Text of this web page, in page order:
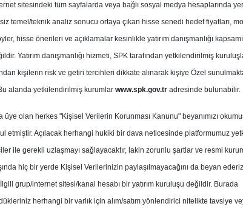
0
En Yüksek
Ortalama Fiyat
Tahmini
Potansiyeli
Kurum Sayısı 10
sitesindeki tüm sayfalarda veya bağlı sosyal medya hesaplarında
temel/teknik analiz sonucu ortaya çıkan hisse senedi hedef fiyatları,
hisse önerileri ve açıklamalar kesinlikle yatırım danışmanlığı
Yatırım danışmanlığı hizmeti, SPK tarafından yetkilendirilmiş
kişilerin risk ve getiri tercihleri dikkate alınarak kişiye Özel
alanda yetkilendirilmiş kurumlar www.spk.gov.tradresinde bulunabilir.
üye olan herkes "Kişisel Verilerin Korunması Kanunu" beyanımızı
etmiştir. Açılacak herhangi hukiki bir dava neticesinde platformumuz
ile gerekli uzlaşmayı sağlayacaktır, lakin zorunlu şartlar ve resmi
hiç bir yerde Kişisel Verilerinizin paylaşılmayacağını da beyan
İlgili grup/internet sitesi/kanal hesabı bir yatırım kuruluşu değildir. Burada
herhangi bir varlık için alım/satım yönlendirici nitelikte tavsiye